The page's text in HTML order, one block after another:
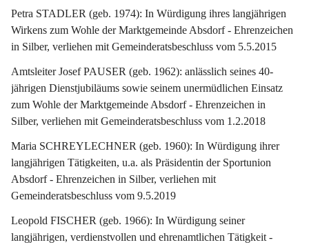
Petra STADLER (geb. 1974): In Würdigung ihres langjährigen
Wirkens zum Wohle der Marktgemeinde Absdorf - Ehrenzeichen
in Silber, verliehen mit Gemeinderatsbeschluss vom 5.5.2015
Amtsleiter Josef PAUSER (geb. 1962): anlässlich seines 40-
jährigen Dienstjubiläums sowie seinem unermüdlichen Einsatz
zum Wohle der Marktgemeinde Absdorf - Ehrenzeichen in
Silber, verliehen mit Gemeinderatsbeschluss vom 1.2.2018
Maria SCHREYLECHNER (geb. 1960): In Würdigung ihrer
langjährigen Tätigkeiten, u.a. als Präsidentin der Sportunion
Absdorf - Ehrenzeichen in Silber, verliehen mit
Gemeinderatsbeschluss vom 9.5.2019
Leopold FISCHER (geb. 1966): In Würdigung seiner
langjährigen, verdienstvollen und ehrenamtlichen Tätigkeit -